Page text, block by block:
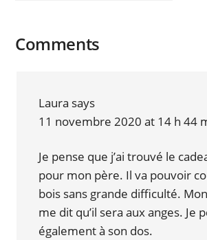
Comments
Laura says
11 novembre 2020 at 14 h 44
Je pense que j’ai trouvé le
pour mon père. Il va pouvoir
bois sans grande difficulté.
me dit qu’il sera aux anges. Je
également à son dos.